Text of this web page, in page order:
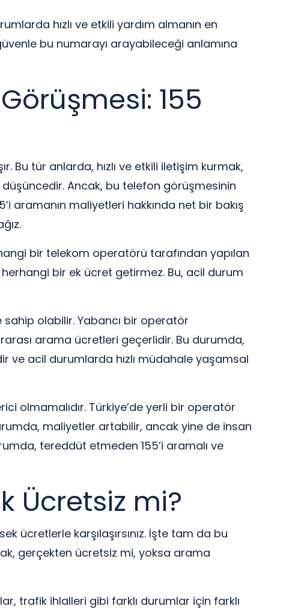
hızlı ve etkili yardım almanın en
bu numarayı arayabileceği anlamına
155
Bu tür anlarda, hızlı ve etkili iletişim kurmak,
düşüncedir. Ancak, bu telefon görüşmesinin
aramanın maliyetleri hakkında net bir bakış
bir telekom operatörü tarafından yapılan
herhangi bir ek ücret getirmez. Bu, acil durum
olabilir. Yabancı bir operatör
arama ücretleri geçerlidir. Bu durumda,
ve acil durumlarda hızlı müdahale yaşamsal
olmamalıdır. Türkiye’de yerli bir operatör
maliyetler artabilir, ancak yine de insan
tereddüt etmeden 155’i aramalı ve
Ücretsiz mi?
ücretlerle karşılaşırsınız. İşte tam da bu
gerçekten ücretsiz mi, yoksa arama
trafik ihlalleri gibi farklı durumlar için farklı